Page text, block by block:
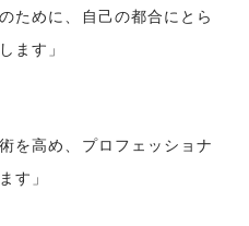
ために、自己の都合にとら
ます」
を高め、プロフェッショナ
す」